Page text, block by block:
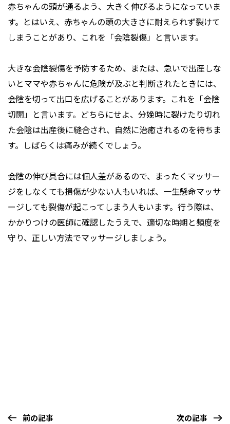
赤ちゃんの頭が通るよう、大きく伸びるようになっていま
す。とはいえ、赤ちゃんの頭の大きさに耐えられず裂けて
しまうことがあり、これを「会陰裂傷」と言います。
大きな会陰裂傷を予防するため、または、急いで出産しな
いとママや赤ちゃんに危険が及ぶと判断されたときには、
会陰を切って出口を広げることがあります。これを「会陰
切開」と言います。どちらにせよ、分娩時に裂けたり切れ
た会陰は出産後に縫合され、自然に治癒されるのを待ちま
す。しばらくは痛みが続くでしょう。
会陰の伸び具合には個人差があるので、まったくマッサー
ジをしなくても損傷が少ない人もいれば、一生懸命マッサ
ージしても裂傷が起こってしまう人もいます。行う際は、
かかりつけの医師に確認したうえで、適切な時期と頻度を
守り、正しい方法でマッサージしましょう。
前の記事 次の記事